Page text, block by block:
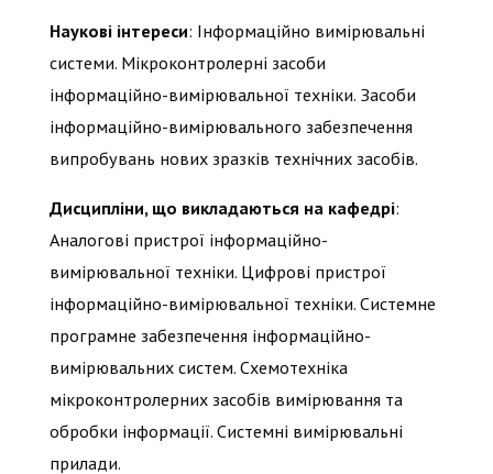
Наукові інтереси: Інформаційно вимірювальні
системи. Мікроконтролерні засоби
інформаційно-вимірювальної техніки. Засоби
інформаційно-вимірювального забезпечення
випробувань нових зразків технічних засобів.
Дисципліни, що викладаються на кафедрі:
Аналогові пристрої інформаційно-
вимірювальної техніки. Цифрові пристрої
інформаційно-вимірювальної техніки. Системне
програмне забезпечення інформаційно-
вимірювальних систем. Схемотехніка
мікроконтролерних засобів вимірювання та
обробки інформації. Системні вимірювальні
прилади.